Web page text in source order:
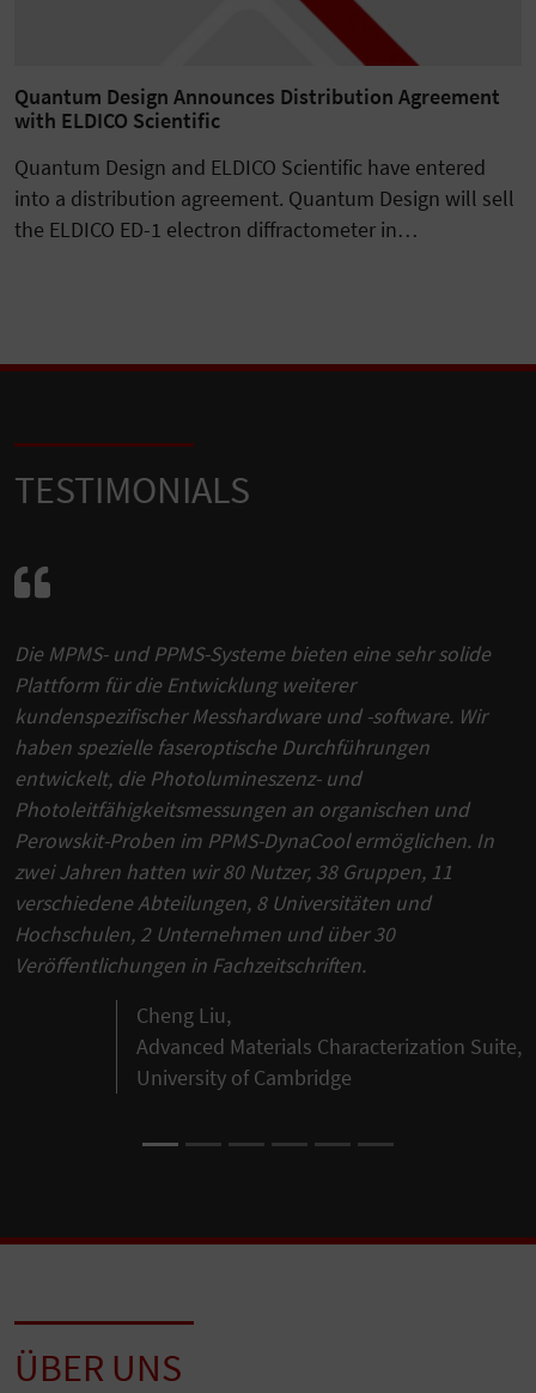
Quantum Design Announces Distribution Agreement
with ELDICO Scientific
Quantum Design and ELDICO Scientific have entered
into a distribution agreement. Quantum Design will sell
the ELDICO ED-1 electron diffractometer in…
TESTIMONIALS
Die MPMS- und PPMS-Systeme bieten eine sehr solide
Plattform für die Entwicklung weiterer
kundenspezifischer Messhardware und -software. Wir
haben spezielle faseroptische Durchführungen
entwickelt, die Photolumineszenz- und
Photoleitfähigkeitsmessungen an organischen und
Perowskit-Proben im PPMS-DynaCool ermöglichen. In
zwei Jahren hatten wir 80 Nutzer, 38 Gruppen, 11
verschiedene Abteilungen, 8 Universitäten und
Hochschulen, 2 Unternehmen und über 30
Veröffentlichungen in Fachzeitschriften.
Cheng Liu,
Advanced Materials Characterization Suite,
University of Cambridge
ÜBER UNS